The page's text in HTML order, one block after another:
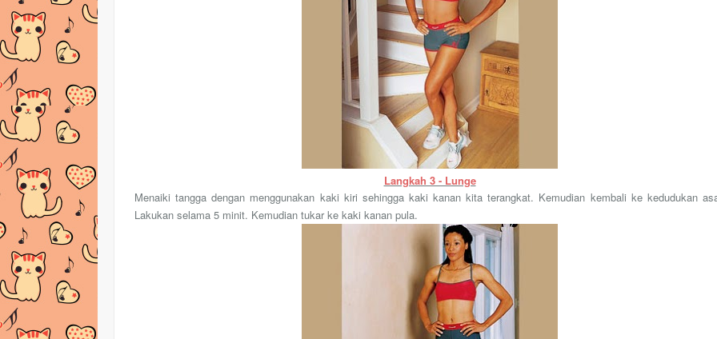
Langkah 3 - Lunge
Menaiki tangga dengan menggunakan kaki kiri sehingga kaki kanan kita terangkat. Kemudian kembali ke kedudukan
Lakukan selama 5 minit. Kemudian tukar ke kaki kanan pula.